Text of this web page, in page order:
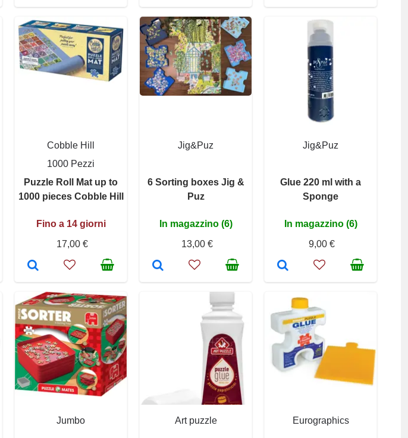
Cobble Hill
1000 Pezzi
Puzzle Roll Mat up to
1000 pieces Cobble Hill
Fino a 14 giorni
17,00 €
Jig&Puz
6 Sorting boxes Jig &
Puz
In magazzino (6)
13,00 €
Jig&Puz
Glue 220 ml with a
Sponge
In magazzino (6)
9,00 €
Jumbo Art puzzle Eurographics